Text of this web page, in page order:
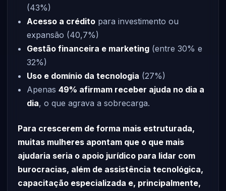
(43%)
Acesso a crédito para investimento ou
expansão (40,7%)
Gestão financeira e marketing (entre 30% e
32%)
Uso e domínio da tecnologia (27%)
Apenas 49% afirmam receber ajuda no dia a
dia, o que agrava a sobrecarga.
Para crescerem de forma mais estruturada,
muitas mulheres apontam que o que mais
ajudaria seria o apoio jurídico para lidar com
burocracias, além de assistência tecnológica,
capacitação especializada e, principalmente,